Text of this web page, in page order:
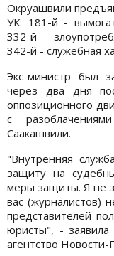
Окруашвили
УК: 181-й -
332-й -
342-й - служебная
Экс-министр был
через два дня
оппозиционного
с
Саакашвили.
"Внутренняя
защиту на
меры защиты. Я не
вас (журналистов)
представителей
юристы", - заявила
агентство Новости-